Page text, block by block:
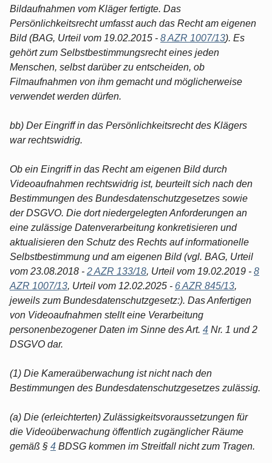
Bildaufnahmen vom Kläger fertigte. Das
Persönlichkeitsrecht umfasst auch das Recht am eigenen
Bild (BAG, Urteil vom 19.02.2015 - 8 AZR 1007/13). Es
gehört zum Selbstbestimmungsrecht eines jeden
Menschen, selbst darüber zu entscheiden, ob
Filmaufnahmen von ihm gemacht und möglicherweise
verwendet werden dürfen.
bb) Der Eingriff in das Persönlichkeitsrecht des Klägers
war rechtswidrig.
Ob ein Eingriff in das Recht am eigenen Bild durch
Videoaufnahmen rechtswidrig ist, beurteilt sich nach den
Bestimmungen des Bundesdatenschutzgesetzes sowie
der DSGVO. Die dort niedergelegten Anforderungen an
eine zulässige Datenverarbeitung konkretisieren und
aktualisieren den Schutz des Rechts auf informationelle
Selbstbestimmung und am eigenen Bild (vgl. BAG, Urteil
vom 23.08.2018 - 2 AZR 133/18, Urteil vom 19.02.2019 - 8
AZR 1007/13, Urteil vom 12.02.2025 - 6 AZR 845/13,
jeweils zum Bundesdatenschutzgesetz:). Das Anfertigen
von Videoaufnahmen stellt eine Verarbeitung
personenbezogener Daten im Sinne des Art. 4 Nr. 1 und 2
DSGVO dar.
(1) Die Kameraüberwachung ist nicht nach den
Bestimmungen des Bundesdatenschutzgesetzes zulässig.
(a) Die (erleichterten) Zulässigkeitsvoraussetzungen für
die Videoüberwachung öffentlich zugänglicher Räume
gemäß § 4 BDSG kommen im Streitfall nicht zum Tragen.